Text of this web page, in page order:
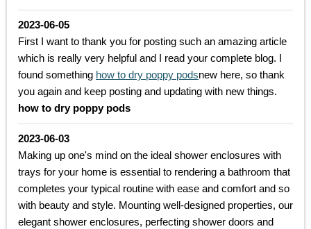
2023-06-05
First I want to thank you for posting such an amazing article
which is really very helpful and I read your complete blog. I
found something how to dry poppy podsnew here, so thank
you again and keep posting and updating with new things.
how to dry poppy pods
2023-06-03
Making up one's mind on the ideal shower enclosures with
trays for your home is essential to rendering a bathroom that
completes your typical routine with ease and comfort and so
with beauty and style. Mounting well-designed properties, our
elegant shower enclosures, perfecting shower doors and